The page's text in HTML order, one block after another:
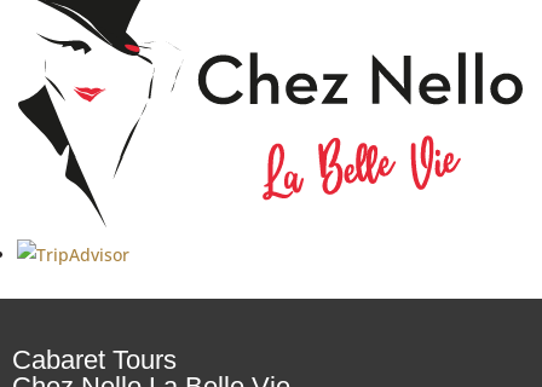
Cabaret Tours